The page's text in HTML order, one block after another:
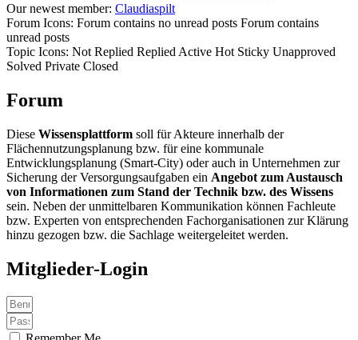
Our newest member: Claudiaspilt
Forum Icons: Forum contains no unread posts Forum contains
unread posts
Topic Icons: Not Replied Replied Active Hot Sticky Unapproved
Solved Private Closed
Forum
Diese Wissensplattform soll für Akteure innerhalb der
Flächennutzungsplanung bzw. für eine kommunale
Entwicklungsplanung (Smart-City) oder auch in Unternehmen zur
Sicherung der Versorgungsaufgaben ein Angebot zum Austausch
von Informationen zum Stand der Technik bzw. des Wissens
sein. Neben der unmittelbaren Kommunikation können Fachleute
bzw. Experten von entsprechenden Fachorganisationen zur Klärung
hinzu gezogen bzw. die Sachlage weitergeleitet werden.
Mitglieder-Login